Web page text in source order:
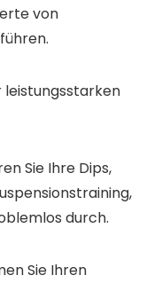
von
leistungsstarken
Sie Ihre Dips,
durch.
Sie Ihren